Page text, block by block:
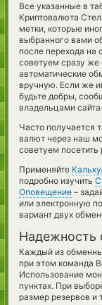
Все указанные в
Криптовалюта
метки, которые
выбранного вами
после перехода на
советуем сразу же
автоматические
вручную. Если же
будьте добры,
владельцами
Часто получается
валют через наш
советуем посетить
Применяйте
подробно изучить
Оповещение –
или электронную
вариант двух
Надежность
Каждый из
при этом команда
Использование
пунктах. При
размер резервов и